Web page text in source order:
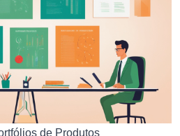
de Produtos